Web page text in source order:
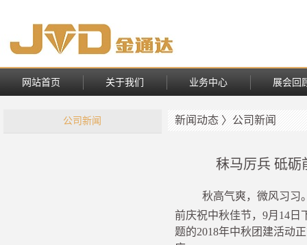
网站首页 关于我们 业务中心 展会回
公司新闻 新闻动态 〉公司新闻
秣马厉兵 砥
秋高气爽， 微风习习
前庆祝中秋佳节， 9月14日
题的2018年中秋团建活动